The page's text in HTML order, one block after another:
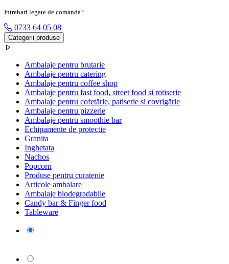
Intrebari legate de comanda?
0733 64 05 08
Categorii produse
Ambalaje pentru brutarie
Ambalaje pentru catering
Ambalaje pentru coffee shop
Ambalaje pentru fast food, street food și rotiserie
Ambalaje pentru cofetărie, patiserie si covrigărie
Ambalaje pentru pizzerie
Ambalaje pentru smoothie bar
Echipamente de protectie
Granita
Inghetata
Nachos
Popcorn
Produse pentru curatenie
Articole ambalare
Ambalaje biodegradabile
Candy bar & Finger food
Tableware